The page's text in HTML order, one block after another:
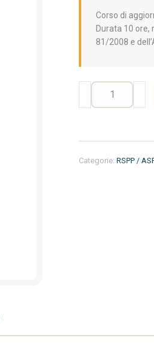
Corso di
Durata 10 ore,
81/2008 e
Aggiornamento
formazione
La
Categorie: RSPP /